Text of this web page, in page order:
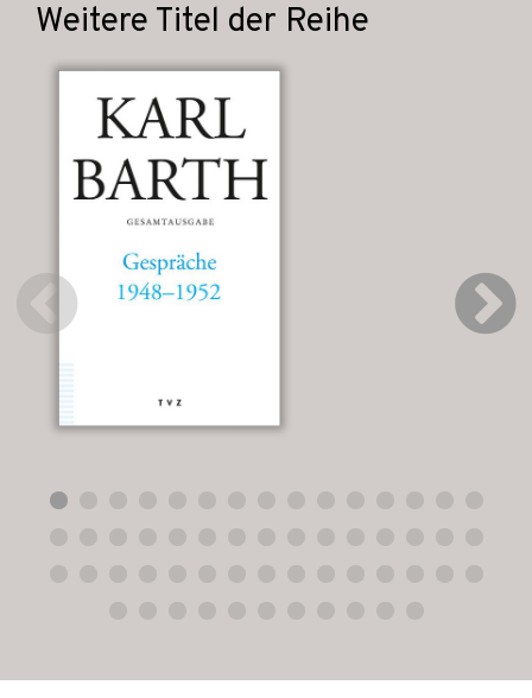
Weitere Titel der Reihe